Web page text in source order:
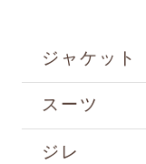
ジャケット
スーツ
ジレ